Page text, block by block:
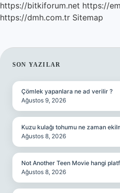
https://bitkiforum.net https://
https://dmh.com.tr Sitemap
SIDEBAR
SON YAZILAR
Çömlek yapanlara ne ad verilir ?
Ağustos 9, 2026
Kuzu kulağı tohumu ne zaman
Ağustos 8, 2026
Not Another Teen Movie hangi
Ağustos 8, 2026